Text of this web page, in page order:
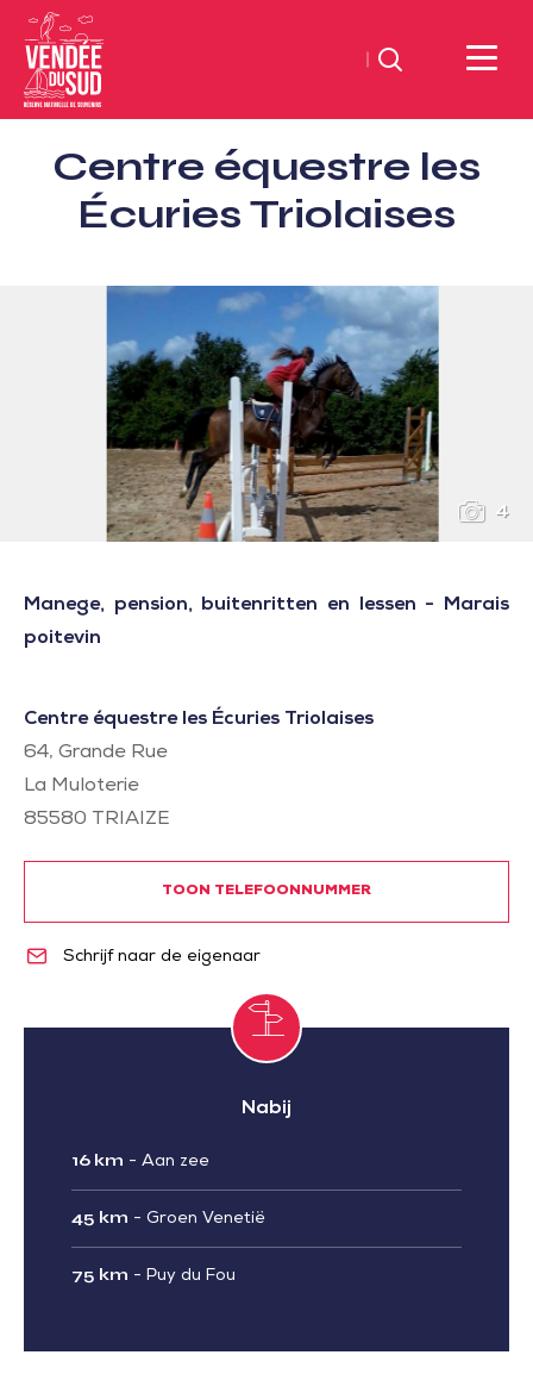
Sud
Vendée
ToerismeVVV-
Zoeken
Centre équestre les
Écuries Triolaises
4
Manege, pension, buitenritten en lessen - Marais
poitevin
Centre équestre les Écuries Triolaises
64, Grande Rue
La Muloterie
85580 TRIAIZE
TOON TELEFOONNUMMER
Schrijf naar de eigenaar
Nabij
16 km - Aan zee
45 km - Groen Venetië
75 km - Puy du Fou